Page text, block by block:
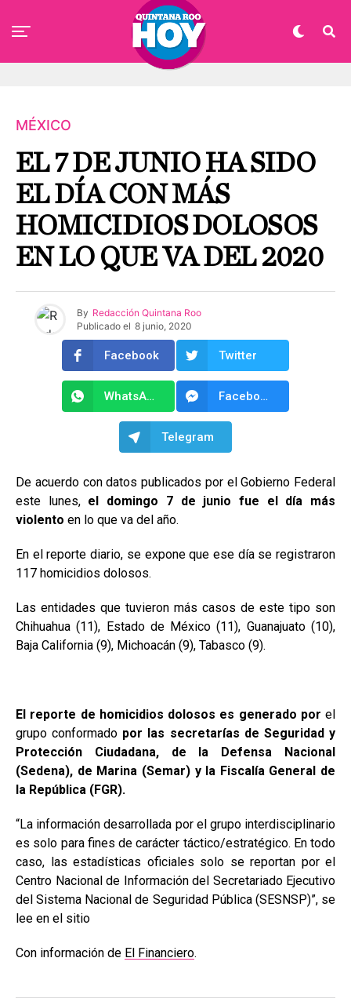
MÉXICO
EL 7 DE JUNIO HA SIDO
EL DÍA CON MÁS
HOMICIDIOS DOLOSOS
EN LO QUE VA DEL 2020
By Redacción Quintana Roo
Publicado el 8 junio, 2020
Facebook Twitter
WhatsApp Facebook Messenger
Telegram
De acuerdo con datos publicados por el Gobierno Federal
este lunes,el domingo 7 de junio fue el día más
violento en lo que va del año.
En el reporte diario, se expone que ese día se registraron
117 homicidios dolosos.
Las entidades que tuvieron más casos de este tipo son
Chihuahua (11), Estado de México (11), Guanajuato (10),
Baja California (9), Michoacán (9), Tabasco (9).
El reporte de homicidios dolosos es generado por el
grupo conformado por las secretarías de Seguridad y
Protección Ciudadana, de la Defensa Nacional
(Sedena), de Marina (Semar) y la Fiscalía General de
la República (FGR).
“La información desarrollada por el grupo interdisciplinario
es solo para fines de carácter táctico/estratégico. En todo
caso, las estadísticas oficiales solo se reportan por el
Centro Nacional de Información del Secretariado Ejecutivo
del Sistema Nacional de Seguridad Pública (SESNSP)”, se
lee en el sitio
Con información de El Financiero.